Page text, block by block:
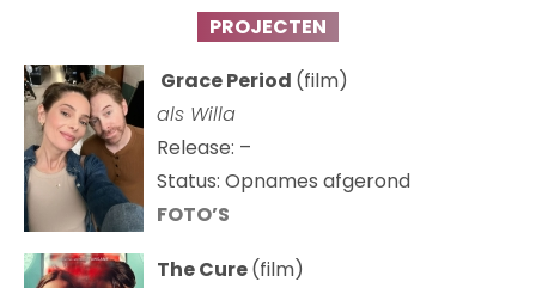
PROJECTEN
Grace Period (film)
als Willa
Release: –
Status: Opnames afgerond
FOTO’S
The Cure(film)